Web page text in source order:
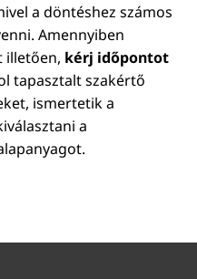
a döntéshez számos
Amennyiben
illetően, kérj időpontot
tapasztalt szakértő
ismertetik a
a